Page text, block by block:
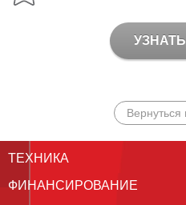
Вернуться
ТЕХНИКА
ФИНАНСИРОВАНИЕ